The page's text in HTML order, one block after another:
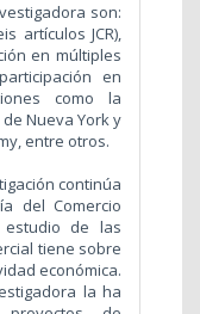
son:
artículos JCR),
en múltiples
en
como la
Nueva York y
entre otros.
continúa
del Comercio
de las
tiene sobre
económica.
la ha